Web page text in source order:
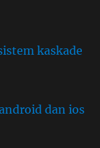
kaskade
dan ios